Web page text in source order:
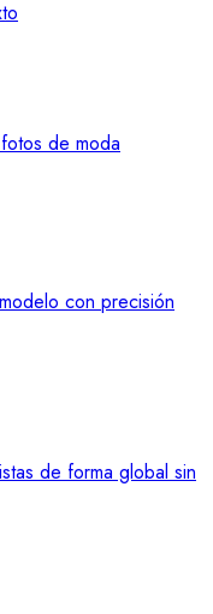
de moda
con precisión
de forma global sin